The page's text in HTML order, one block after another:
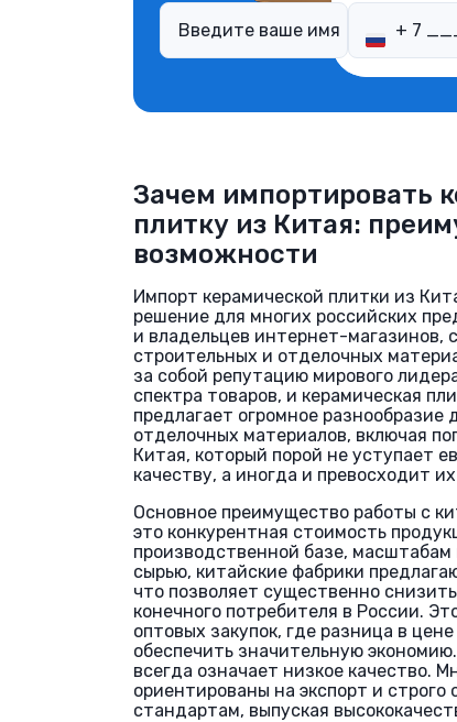
Зачем импортировать
плитку из Китая:
возможности
Импорт керамической плитки из
решение для многих российских
и владельцев интернет-магазинов,
строительных и отделочных
за собой репутацию мирового
спектра товаров, и керамическая
предлагает огромное
отделочных материалов, включая
Китая, который порой не уступает
качеству, а иногда и превосходит
Основное преимущество работы с
это конкурентная стоимость
производственной базе,
сырью, китайские фабрики
что позволяет существенно
конечного потребителя в России.
оптовых закупок, где разница в
обеспечить значительную
всегда означает низкое качество.
ориентированы на экспорт и
стандартам, выпуская